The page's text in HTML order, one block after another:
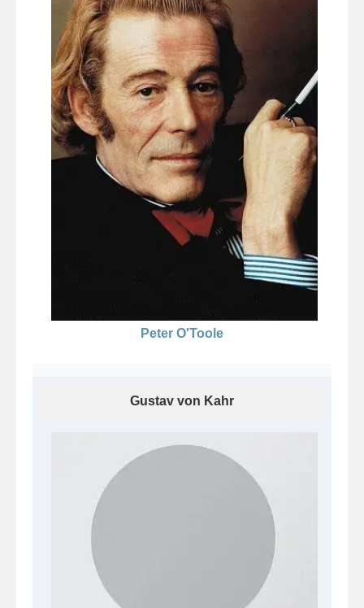
Peter O'Toole
Gustav von Kahr